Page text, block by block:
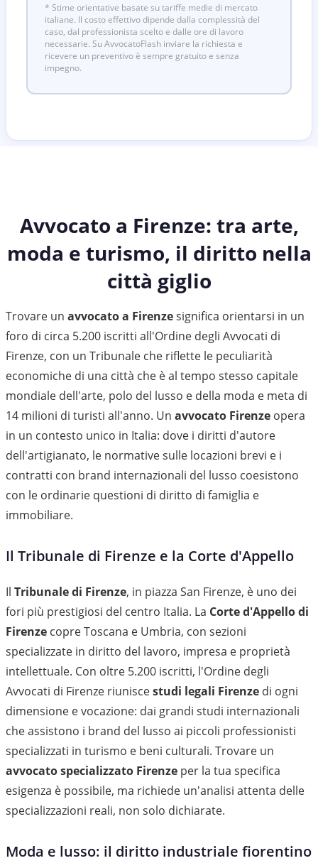
* Stime orientative basate su tariffe medie di mercato
italiane. Il costo effettivo dipende dalla complessità del
caso, dal professionista scelto e dalle ore di lavoro
necessarie. Su AvvocatoFlash inviare la richiesta e
ricevere un preventivo è sempre gratuito e senza
impegno.
Avvocato a Firenze: tra arte,
moda e turismo, il diritto nella
città giglio
Trovare un avvocato a Firenzesignifica orientarsi in un
foro di circa 5.200 iscritti all'Ordine degli Avvocati di
Firenze, con un Tribunale che riflette le peculiarità
economiche di una città che è al tempo stesso capitale
mondiale dell'arte, polo del lusso e della moda e meta di
14 milioni di turisti all'anno. Un avvocato Firenze opera
in un contesto unico in Italia: dove i diritti d'autore
dell'artigianato, le normative sulle locazioni brevi e i
contratti con brand internazionali del lusso coesistono
con le ordinarie questioni di diritto di famiglia e
immobiliare.
Il Tribunale di Firenze e la Corte d'Appello
Il Tribunale di Firenze, in piazza San Firenze, è uno dei
fori più prestigiosi del centro Italia. La Corte d'Appello di
Firenze copre Toscana e Umbria, con sezioni
specializzate in diritto del lavoro, impresa e proprietà
intellettuale. Con oltre 5.200 iscritti, l'Ordine degli
Avvocati di Firenze riuniscestudi legali Firenze di ogni
dimensione e vocazione: dai grandi studi internazionali
che assistono i brand del lusso ai piccoli professionisti
specializzati in turismo e beni culturali. Trovare un
avvocato specializzato Firenze per la tua specifica
esigenza è possibile, ma richiede un'analisi attenta delle
specializzazioni reali, non solo dichiarate.
Moda e lusso: il diritto industriale fiorentino